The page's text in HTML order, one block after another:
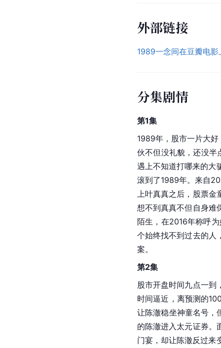
外部链接
1989一念间在豆瓣电影
分集剧情
第1集
1989年，股市一片大
伙不但没礼貌，还没半
遇上不知道打哪来的大
滚到了1989年。来自
上叶真真之后，股票
想不到真真不但自身难
陌生，在2016年称呼
个始终找不到过去的人
案。
第2集
股市开盘时间九点一到
时间逼近，离预测的
让陈澈稳坐神童名号，
的陈澈进入太元证券。
门宴，却让陈澈反过来